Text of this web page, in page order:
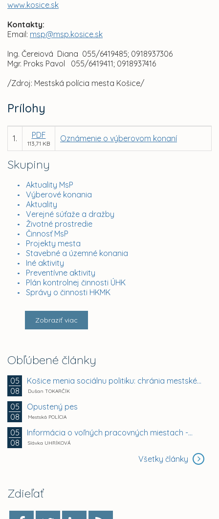
Skupiny
Aktuality MsP
Výberové konania
Aktuality
Verejné súťaže a dražby
Životné prostredie
Činnosť MsP
Projekty mesta
Stavebné a územné konania
Iné aktivity
Preventívne aktivity
Plán kontrolnej činnosti ÚHK
Správy o činnosti HKMK
Zobraziť viac
Obľúbené články
05
08
Košice menia sociálnu politiku: chránia mestské byty...
Dušan TOKARČÍK
05
08
Opustený pes
Mestská POLÍCIA
05
08
Informácia o voľných pracovných miestach -...
Slávka UHRÍKOVÁ
Všetky články
Zdieľať
www.kosice.sk
Kontakty:
Email: msp@msp.kosice.sk
Ing. Čereiová Diana 055/6419485; 0918937306
Mgr. Proks Pavol 055/6419411; 0918937416
/Zdroj: Mestská polícia mesta Košice/
Prílohy
1. PDF
113,71 KB
Oznámenie o výberovom konaní